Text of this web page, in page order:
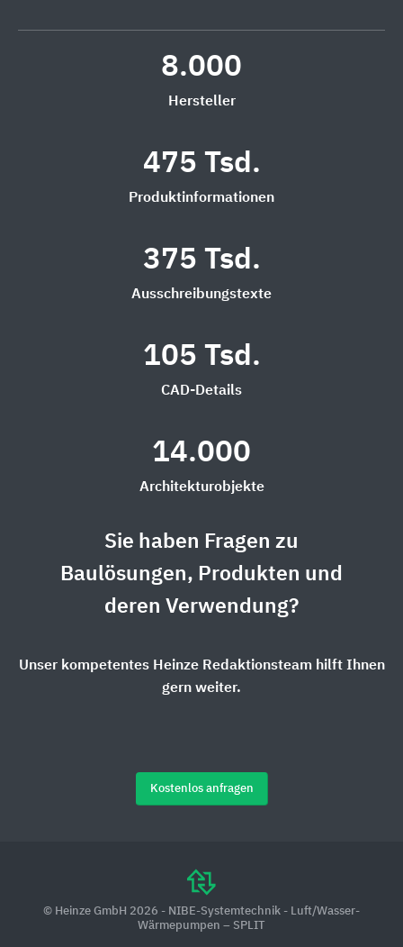
8.000
Hersteller
475 Tsd.
Produktinformationen
375 Tsd.
Ausschreibungstexte
105 Tsd.
CAD-Details
14.000
Architekturobjekte
Sie haben Fragen zu
Baulösungen, Produkten und
deren Verwendung?
Unser kompetentes Heinze Redaktionsteam hilft Ihnen
gern weiter.
Kostenlos anfragen
© Heinze GmbH 2026 - NIBE-Systemtechnik - Luft/Wasser-
Wärmepumpen – SPLIT